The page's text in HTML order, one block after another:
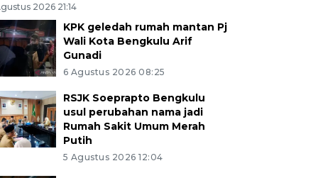
2026 21:14
KPK geledah rumah mantan Pj
Wali Kota Bengkulu Arif
Gunadi
6 Agustus 2026 08:25
RSJK Soeprapto Bengkulu
usul perubahan nama jadi
Rumah Sakit Umum Merah
Putih
5 Agustus 2026 12:04